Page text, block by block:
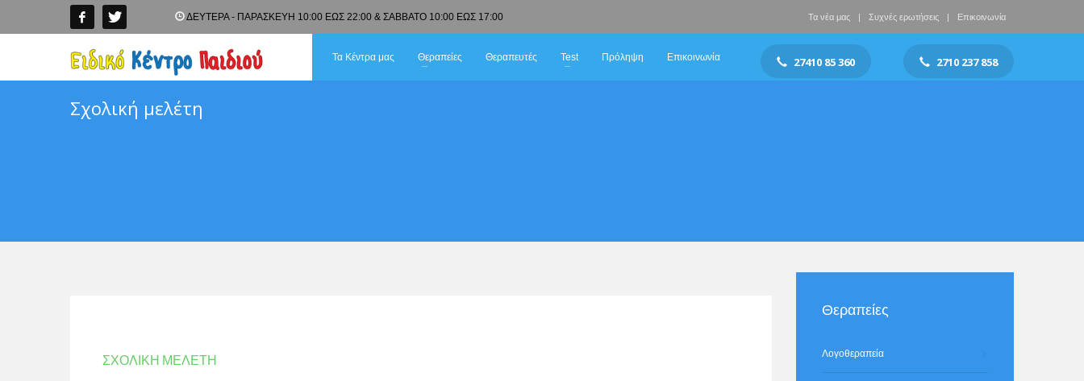
ΔΕΥΤΕΡΑ - ΠΑΡΑΣΚΕΥΗ 10:00 ΕΩΣ 22:00 & ΣΑΒΒΑΤΟ 10:00 ΕΩΣ 17:00 Τα νέα μας Συχνές ερωτήσεις Επικοινωνία
Τα Κέντρα μας Θεραπείες Θεραπευτές Test Πρόληψη Επικοινωνία 27410 85 360 2710 237 858
Σχολική μελέτη
ΣΧΟΛΙΚΗ ΜΕΛΕΤΗ
Θεραπείες
Λογοθεραπεία